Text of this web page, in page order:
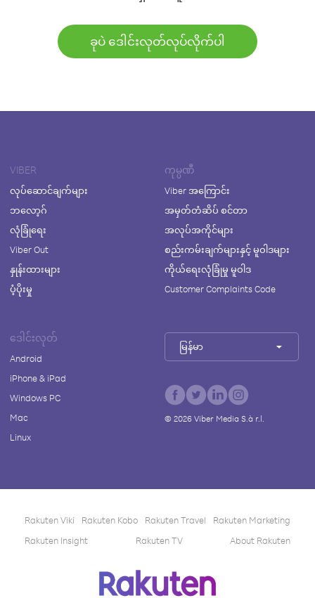
ခုပဲ ဒေါင်းလုတ်လုပ်လိုက်ပါ
VIBER
လုပ်ဆောင်ချက်များ
ဘလော့ဂ်
လုံခြုံရေး
Viber Out
နှုန်းထားများ
ပံ့ပိုးမှု
ကုမ္ပဏီ
Viber အကြောင်း
အမှတ်တံဆိပ် စင်တာ
အလုပ်အကိုင်များ
စည်းကမ်းချက်များနှင့် မူဝါဒများ
ကိုယ်ရေးလုံခြုံမှု မူဝါဒ
Customer Complaints Code
ဒေါင်းလုတ်
Android
iPhone & iPad
Windows PC
Mac
Linux
မြန်မာ
© 2026Viber Media S.à r.l.
Rakuten Viki Rakuten Kobo Rakuten Travel
Rakuten Marketing
Rakuten Insight
Rakuten TV About Rakuten